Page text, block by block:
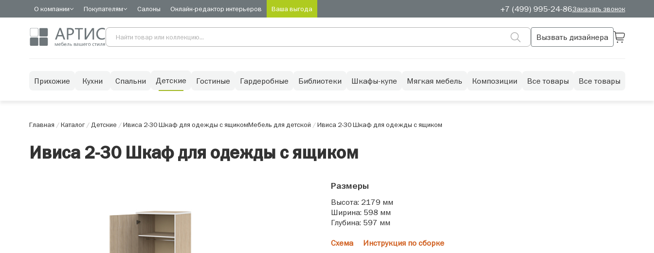
О компании Покупателям Салоны Онлайн-редактор интерьеров Ваша выгода +7 (499) 995-24-86Заказать звонок
Вызвать дизайнера
Прихожие Кухни Спальни Детские Гостиные Гардеробные Библиотеки Шкафы-купе Мягкая мебель Композиции Все товары Все товары
Главная /Каталог/Детские /Ивиса 2-30 Шкаф для одежды с ящикомМебель для детской /Ивиса 2-30 Шкаф для одежды с ящиком
Ивиса 2-30 Шкаф для одежды с ящиком
Размеры
Высота: 2179 мм
Ширина: 598 мм
Глубина: 597 мм
Схема Инструкция по сборке